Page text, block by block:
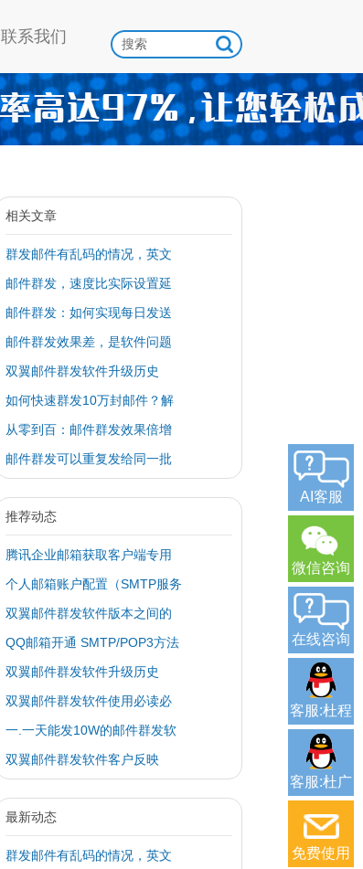
联系我们
相关文章
群发邮件有乱码的情况，英文
邮件群发，速度比实际设置延
邮件群发：如何实现每日发送
邮件群发效果差，是软件问题
双翼邮件群发软件升级历史
如何快速群发10万封邮件？解
从零到百：邮件群发效果倍增
邮件群发可以重复发给同一批
推荐动态
腾讯企业邮箱获取客户端专用
个人邮箱账户配置（SMTP服务
双翼邮件群发软件版本之间的
QQ邮箱开通 SMTP/POP3方法
双翼邮件群发软件升级历史
双翼邮件群发软件使用必读必
一.一天能发10W的邮件群发软
双翼邮件群发软件客户反映
最新动态
群发邮件有乱码的情况，英文
AI客服
微信咨询
在线咨询
客服:杜程
客服:杜广
免费使用